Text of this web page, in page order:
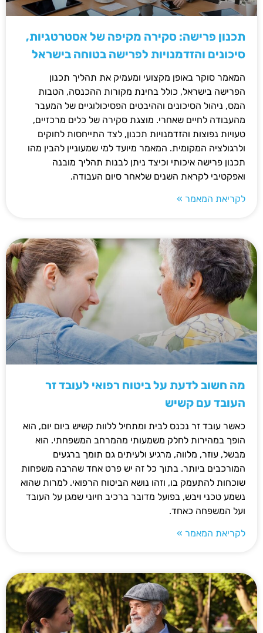
תכנון פרישה: סקירה מקיפה של אסטרטגיות,
סיכונים והזדמנויות לפרישה בטוחה בישראל
המאמר סוקר באופן מקצועי ומעמיק את תהליך תכנון
הפרישה בישראל, כולל בחינת מקורות ההכנסה, הטבות
המס, ניהול הסיכונים וההיבטים הפסיכולוגיים של המעבר
מהעבודה לחיים שאחרי. מוצגת סקירה של כלים מרכזיים,
טעויות נפוצות והזדמנויות תכנון, לצד התייחסות לחוקים
ולרגולציה המקומית. המאמר מיועד למי שמעוניין להבין מהו
תכנון פרישה איכותי וכיצד ניתן לבנות תהליך מובנה
ואפקטיבי לקראת השנים שלאחר סיום העבודה.
לקריאת המאמר »
מה חשוב לדעת על ביטוח רפואי לעובד זר
העובד עם קשיש
כאשר עובד זר נכנס לבית ומתחיל ללוות קשיש ביום יום, הוא
הופך במהירות לחלק משמעותי מהמרחב המשפחתי. הוא
מבשל, עוזר, מלווה, מרגיע ולעיתים גם תומך ברגעים
המורכבים ביותר. בתוך כל זה יש פרט אחד שהרבה משפחות
שוכחות להתעמק בו, וזהו נושא הביטוח הרפואי. למרות שהוא
נשמע טכני ויבש, בפועל מדובר ברכיב חיוני שמגן על העובד
ועל המשפחה כאחד.
לקריאת המאמר »